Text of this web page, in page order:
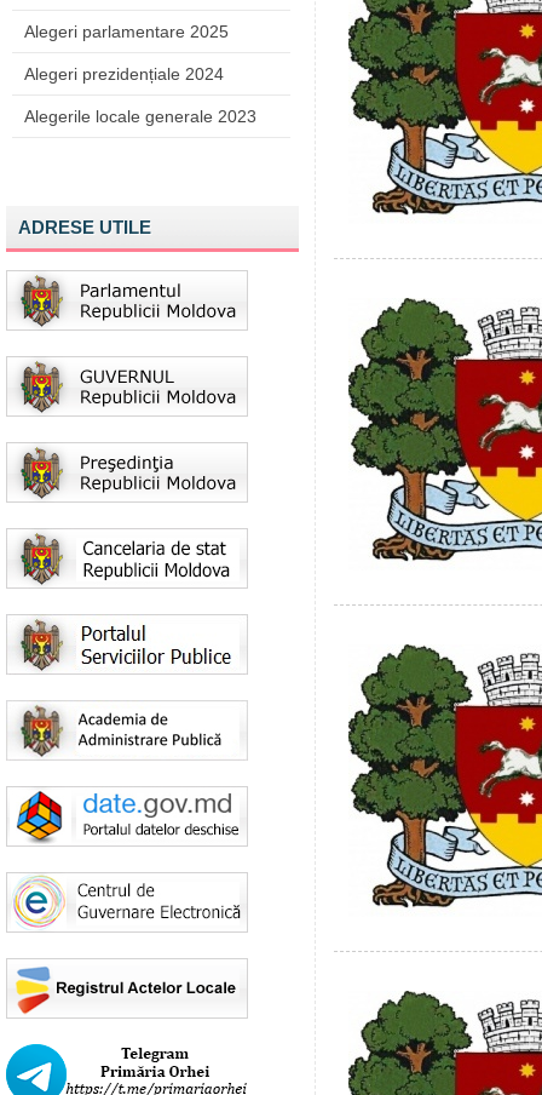
Alegeri parlamentare 2025
Alegeri prezidențiale 2024
Alegerile locale generale 2023
ADRESE UTILE